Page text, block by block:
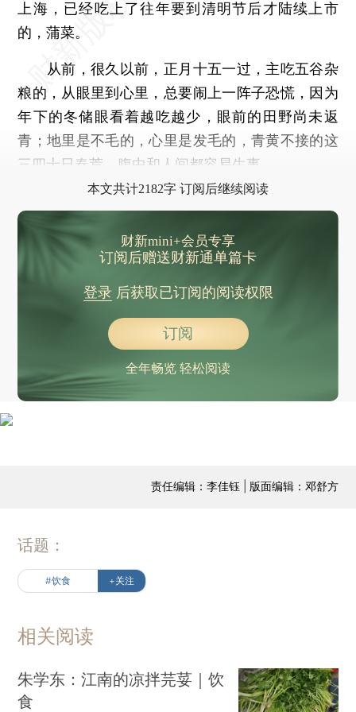
上海，已经吃上了往年要到清明节后才陆续上市
的，蒲菜。
从前，很久以前，正月十五一过，主吃五谷杂
粮的，从眼里到心里，总要闹上一阵子恐慌，因为
年下的冬储眼看着越吃越少，眼前的田野尚未返
青；地里是不毛的，心里是发毛的，青黄不接的这
三四十日春荒，腹中和人间都容易生事。
本文共计2182字 订阅后继续阅读
财新mini+会员专享
订阅后赠送财新通单篇卡
登录后获取已订阅的阅读权限
订阅
全年畅览 轻松阅读
责任编辑：李佳钰 | 版面编辑：邓舒方
话题：
#饮食 +关注
相关阅读
朱学东：江南的凉拌芫荽｜饮
食